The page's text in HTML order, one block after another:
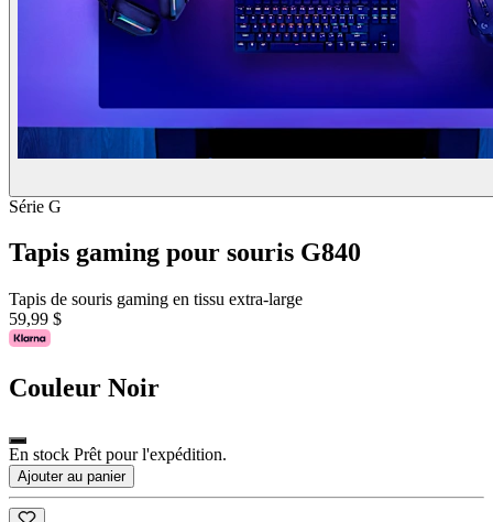
Série G
Tapis gaming pour souris G840
Tapis de souris gaming en tissu extra-large
59,99 $
Couleur Noir
En stock Prêt pour l'expédition.
Ajouter au panier